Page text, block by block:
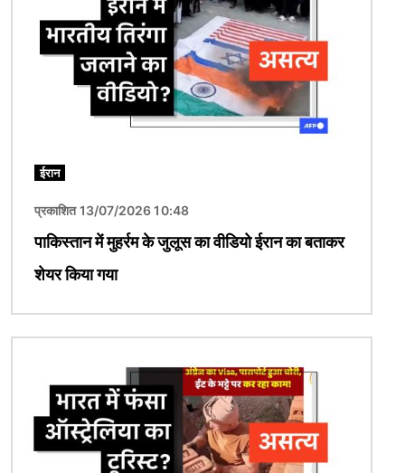
ईरान
प्रकाशित 13/07/2026 10:48
पाकिस्तान में मुहर्रम के जुलूस का वीडियो ईरान का बताकर
शेयर किया गया